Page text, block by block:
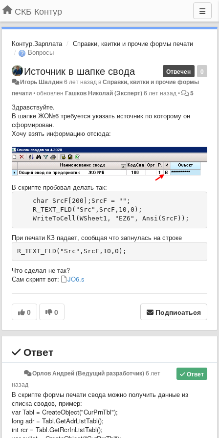
СКБ Контур
Контур.Зарплата
Справки, квитки и прочие формы печати
Вопросы
0
Отвечен
Источник в шапке свода
Игорь Шалдин6 лет назад вСправки, квитки и прочие формы
печати•обновлен Гашков Николай (Эксперт)6 лет назад • 5
Здравствуйте.
В шапке ЖО№6 требуется указать источник по которому он
сформирован.
Хочу взять информацию отсюда:
В скрипте пробовал делать так:
    char SrcF[200];SrcF = "";
    R_TEXT_FLD("Src",SrcF,10,0);
    WriteToCell(WSheet1, "EZ6", Ansi(SrcF));
При печати КЗ падает, сообщая что запнулась на строке
R_TEXT_FLD("Src",SrcF,10,0);
Что сделал не так?
Сам скрипт вот:
JO6.s
0 0 Подписаться
Ответ
Ответ
Орлов Андрей (Ведущий разработчик)6 лет
назад
В скрипте формы печати свода можно получить данные из
списка сводов, пример:
var Tabl = CreateObject("CurPrnTbl");
long adr = Tabl.GetAdrListTabl();
int rcr = Tabl.GetRcrInListTabl();